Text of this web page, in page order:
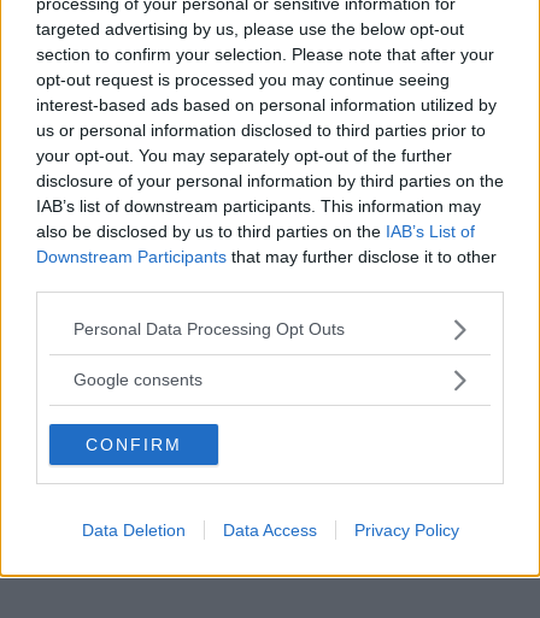
targeted advertising by us, please use the below opt-out
section to confirm your selection. Please note that after your
opt-out request is processed you may continue seeing
interest-based ads based on personal information utilized by
us or personal information disclosed to third parties prior to
your opt-out. You may separately opt-out of the further
disclosure of your personal information by third parties on the
IAB’s list of downstream participants. This information may
also be disclosed by us to third parties on the IAB’s List of
Downstream Participants that may further disclose it to other
Please note that this website/app uses one or more Google
not limited to your visit or usage behaviour. You may click to
use your data for below specified purposes in below Google
consent section.
Personal Data Processing Opt Outs
Google consents
CONFIRM
Data Deletion Data Access Privacy Policy
Efter ett festivalpräglat uppehåll på Gamla
Torget i Arboga dundrade
kopplet ut i trakten av Kolsva och Köping.
Hemmasönerna Hasse Nilsson i
Saab V4 låg bra till och Lars-Ingvar Ytterbring
ledde i sin Hundkoja i
sina respektive klasser.
Personliga fighter gick att spåra i alla startlistor.
Karl-Bertil Ling
fick till slut se sig slagen av Per Göransson.